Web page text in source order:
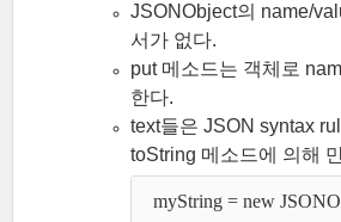
JSONObject의 name/
서가 없다.
put 메소드는 객체로
한다.
text들은 JSON syntax
toString 메소드에 의해
myString = new